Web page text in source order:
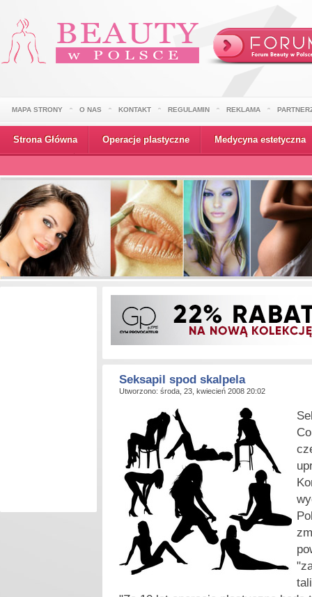
MAPA STRONY O NAS KONTAKT REGULAMIN REKLAMA
Strona Główna Operacje plastyczne Medycyna estetyczna
Seksapil spod skalpela
Utworzono: środa, 23, kwiecień 2008 20:02
S